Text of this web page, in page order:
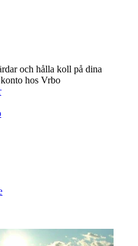
och hålla koll på dina
hos Vrbo